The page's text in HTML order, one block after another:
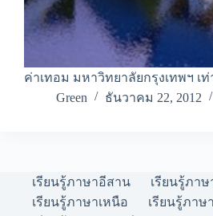
ค่าเทอม มหาวิทยาลัยกรุงเทพฯ เ
Green
ธันวาคม 22, 2012
เรียนรู้ภาษาอีสาน
เรียนรู้ภาษ
เรียนรู้ภาษาเหนือ
เรียนรู้ภาษ